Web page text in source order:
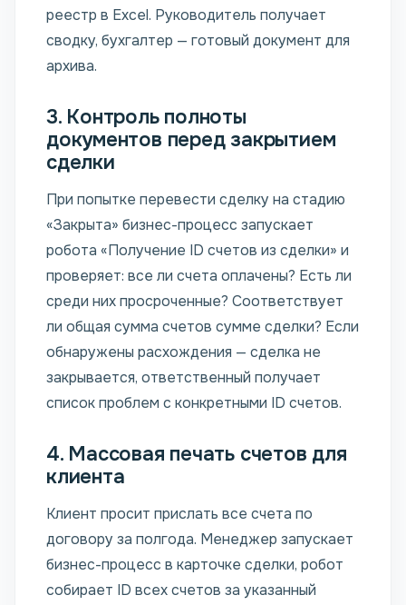
реестр в Excel. Руководитель получает
сводку, бухгалтер — готовый документ для
архива.
3. Контроль полноты
документов перед закрытием
сделки
При попытке перевести сделку на стадию
«Закрыта» бизнес-процесс запускает
робота «Получение ID счетов из сделки» и
проверяет: все ли счета оплачены? Есть ли
среди них просроченные? Соответствует
ли общая сумма счетов сумме сделки? Если
обнаружены расхождения — сделка не
закрывается, ответственный получает
список проблем с конкретными ID счетов.
4. Массовая печать счетов для
клиента
Клиент просит прислать все счета по
договору за полгода. Менеджер запускает
бизнес-процесс в карточке сделки, робот
собирает ID всех счетов за указанный